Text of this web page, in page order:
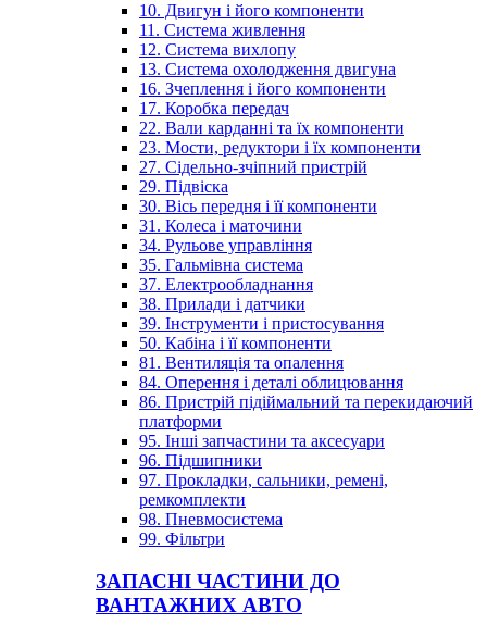
10. Двигун і його компоненти
11. Система живлення
12. Система вихлопу
13. Система охолодження двигуна
16. Зчеплення і його компоненти
17. Коробка передач
22. Вали карданні та їх компоненти
23. Мости, редуктори і їх компоненти
27. Сідельно-зчіпний пристрій
29. Підвіска
30. Вісь передня і її компоненти
31. Колеса і маточини
34. Рульове управління
35. Гальмівна система
37. Електрообладнання
38. Прилади і датчики
39. Інструменти і пристосування
50. Кабіна і її компоненти
81. Вентиляція та опалення
84. Оперення і деталі облицювання
86. Пристрій підіймальний та перекидаючий
платформи
95. Інші запчастини та аксесуари
96. Підшипники
97. Прокладки, сальники, ремені,
ремкомплекти
98. Пневмосистема
99. Фільтри
ЗАПАСНІ ЧАСТИНИ ДО
ВАНТАЖНИХ АВТО